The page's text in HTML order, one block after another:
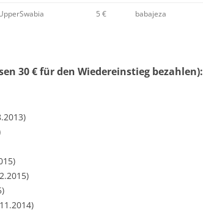
5 € babajeza
30 € für den Wiedereinstieg bezahlen):